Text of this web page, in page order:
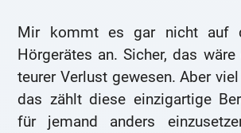
Mir kommt es gar nicht auf
Hörgerätes an. Sicher, das
teurer Verlust gewesen. Aber
das zählt diese einzigartige
für jemand anders